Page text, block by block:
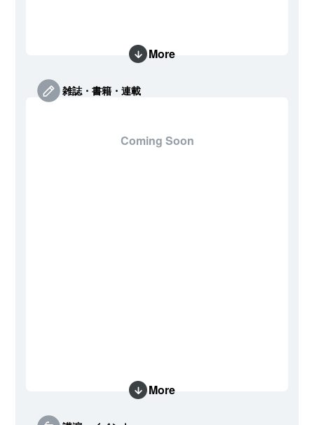
More
雑誌・書籍・連載
Coming Soon
More